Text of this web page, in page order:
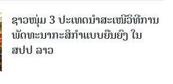
ຊາວໜຸ່ມ 3 ປະເທດນຳສະເໜີວິທີການ
ພັດທະນາກະສິກຳແບບຍືນຍົງ ໃນ
ສປປ ລາວ